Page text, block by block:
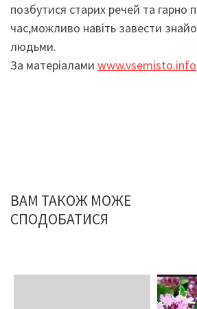
позбутися старих речей та гарно
час,можливо навіть завести
людьми.
За матеріалами www.vsemisto.info
ВАМ ТАКОЖ МОЖЕ
СПОДОБАТИСЯ